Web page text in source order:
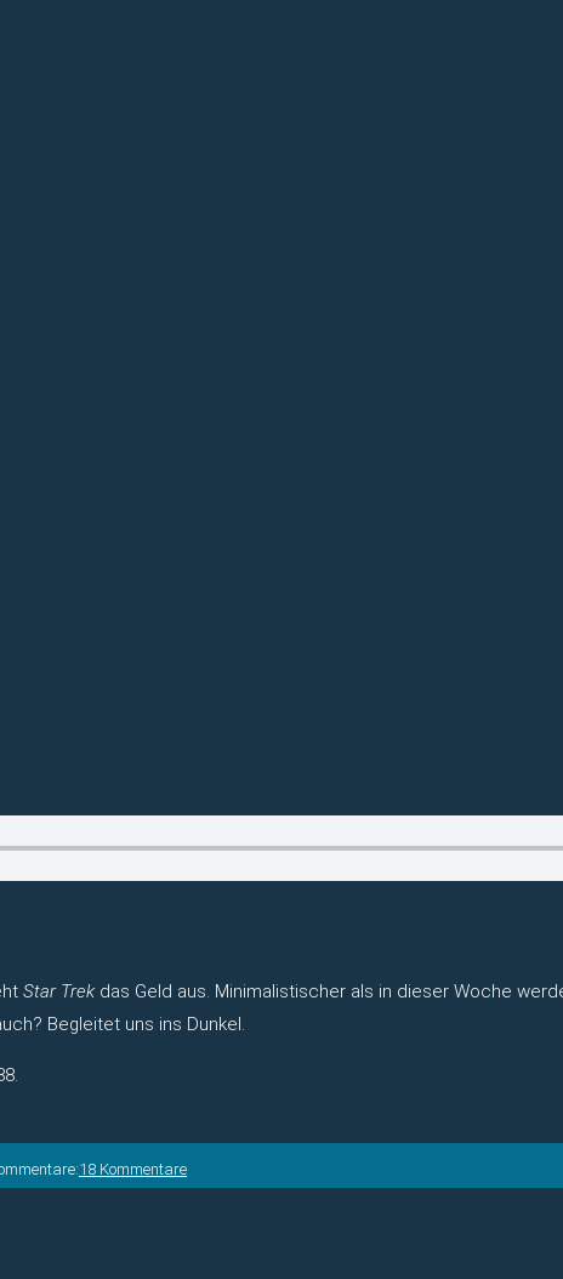
Star Trek das Geld aus. Minimalistischer als in dieser Woche
Begleitet uns ins Dunkel.
18 Kommentare